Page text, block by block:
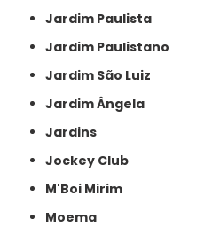
Jardim Paulista
Jardim Paulistano
Jardim São Luiz
Jardim Ângela
Jardins
Jockey Club
M'Boi Mirim
Moema